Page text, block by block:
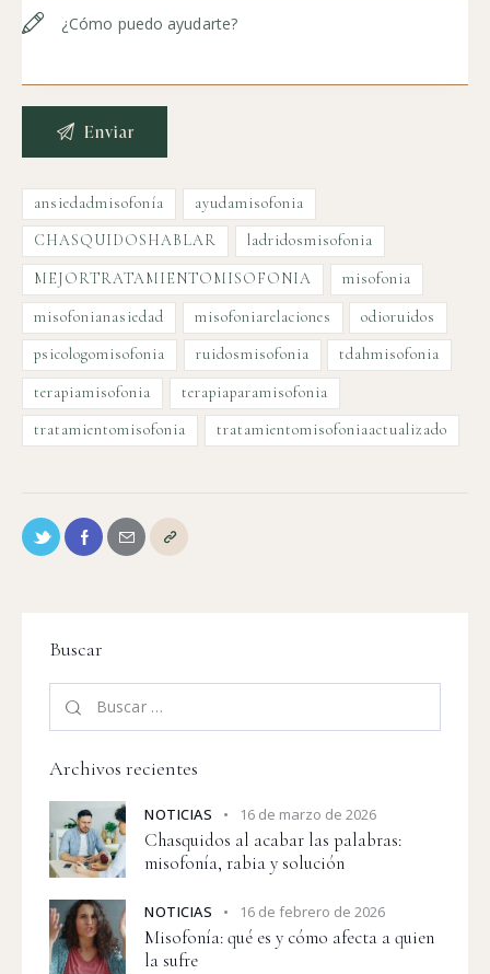
ansiedadmisofonía ayudamisofonia
CHASQUIDOSHABLAR ladridosmisofonia
MEJORTRATAMIENTOMISOFONIA misofonia
misofonianasiedad misofoniarelaciones odioruidos
psicologomisofonia ruidosmisofonia tdahmisofonia
terapiamisofonia terapiaparamisofonia
tratamientomisofonia tratamientomisofoniaactualizado
Buscar
Archivos recientes
NOTICIAS 16 de marzo de 2026
Chasquidos al acabar las palabras:
misofonía, rabia y solución
NOTICIAS 16 de febrero de 2026
Misofonía: qué es y cómo afecta a quien
la sufre